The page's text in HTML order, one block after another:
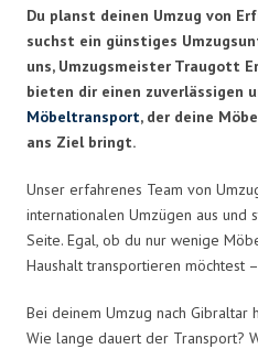
Du planst deinen Umzug von
suchst ein günstiges
uns, Umzugsmeister Traugott
bieten dir einen zuverlässigen
Möbeltransport, der deine
ans Ziel bringt.
Unser erfahrenes Team von
internationalen Umzügen aus und
Seite. Egal, ob du nur wenige
Haushalt transportieren möchtest
Bei deinem Umzug nach Gibraltar
Wie lange dauert der Transport?